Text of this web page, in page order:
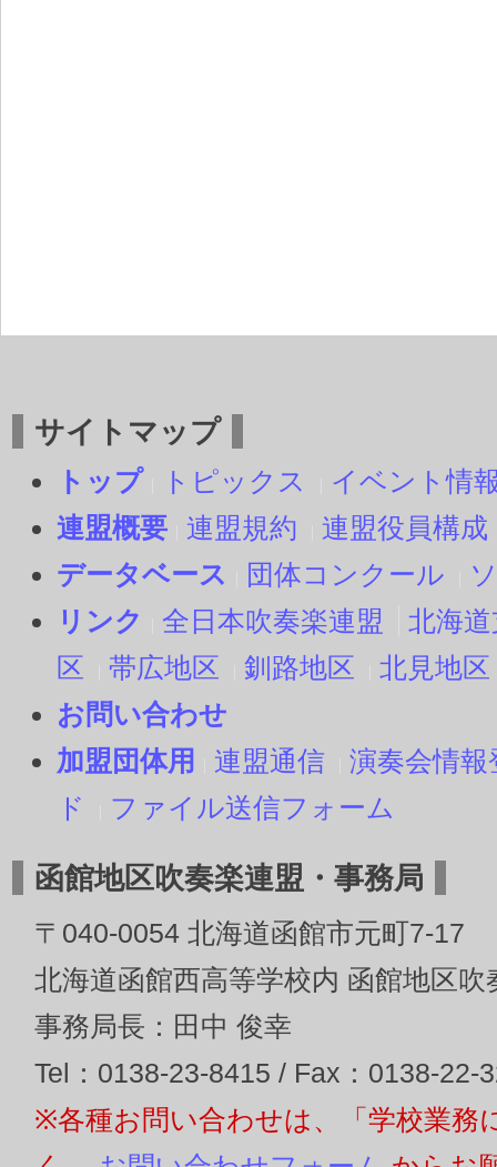
サイトマップ
トップ トピックス
イベント情
連盟概要
連盟規約
連盟役員構成
データベース
団体コンクール
リンク
全日本吹奏楽連盟
北海
区
帯広地区 釧路地区
北見地区
お問い合わせ
加盟団体用
連盟通信
演奏会情報
ド
ファイル送信フォーム
函館地区吹奏楽連盟・事務局
〒040-0054 北海道函館市元町7-17
北海道函館西高等学校内 函館地区吹
事務局長：田中 俊幸
Tel：0138-23-8415 / Fax：0138-22-
※各種お問い合わせは、「学校業務